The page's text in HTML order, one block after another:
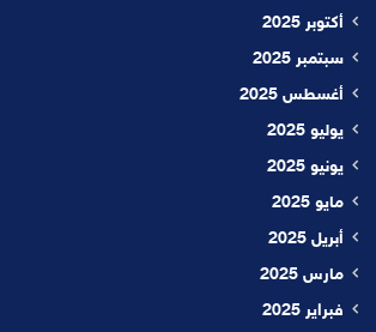
أكتوبر 2025
سبتمبر 2025
أغسطس 2025
يوليو 2025
يونيو 2025
مايو 2025
أبريل 2025
مارس 2025
فبراير 2025